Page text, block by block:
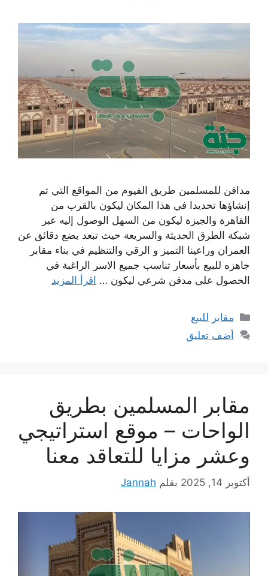
مدافن للمسلمين طريق الفيوم من المواقع التي تم
إنشاؤها تحديدا في هذا المكان ليكون بالقرب من
القاهرة والجيزة ليكون من السهل الوصول إليه عبر
شبكة الطرق الحديثة والسريعة حيث تبعد بضع دقائق عن
العمران وراعينا التميز و الرقي والتنظيم في بناء مقابر
جاهزه للبيع بأسعار تناسب جميع الاسر الراغبة في
الحصول على مدفن شرعي ليكون … اقرأ المزيد
التصنيفات
مقابر للبيع
أضف تعليق
مقابر المسلمين بطريق
الواحات – موقع استراتيجي
وعشر مزايا للتعاقد معنا
أكتوبر 14, 2025 بقلم Jannah